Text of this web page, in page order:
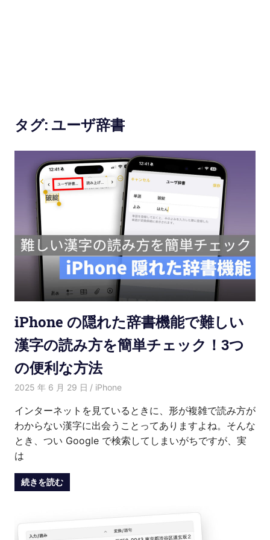
利
な
能
紹
介
タグ: ユーザ辞書
iPhone の隠れた辞書機能で難しい
漢字の読み方を簡単チェック！3つ
の便利な方法
2025 年 6 月 29 日 愛麗絲
iPhone
インターネットを見ているときに、形が複雑で読み方が
わからない漢字に出会うことってありますよね。そんな
とき、つい Google で検索してしまいがちですが、実
は
続きを読む